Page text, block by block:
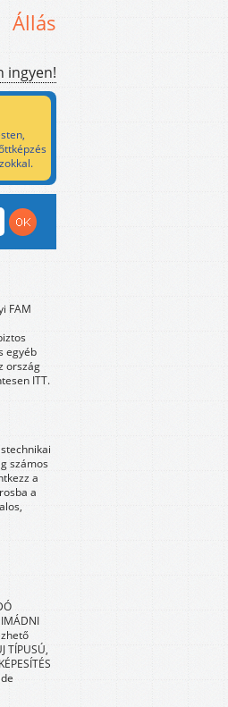
Állás
ingyen!
FAM
egyéb
ország
ITT.
számos
a
a
IMÁDNI
TÍPUSÚ,